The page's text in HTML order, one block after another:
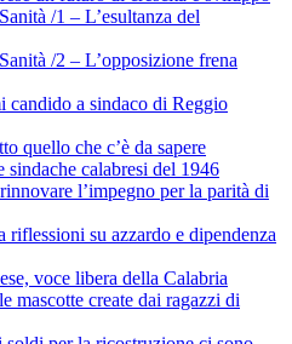
/1 – L’esultanza del
/2 – L’opposizione frena
candido a sindaco di Reggio
quello che c’è da sapere
calabresi del 1946
l’impegno per la parità di
riflessioni su azzardo e dipendenza
voce libera della Calabria
mascotte create dai ragazzi di